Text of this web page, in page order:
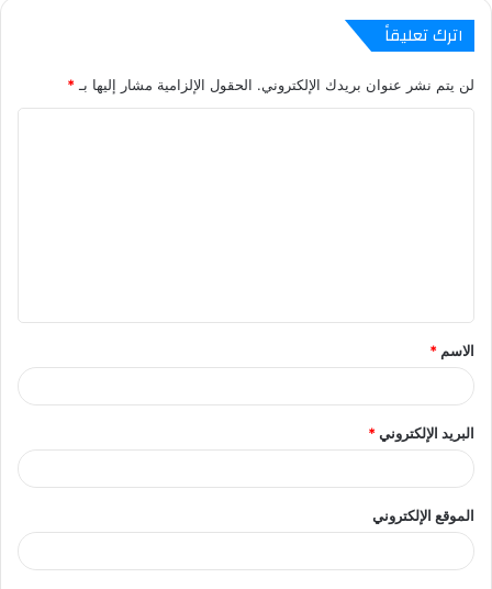
اترك تعليقاً
لن يتم نشر عنوان بريدك الإلكتروني. الحقول الإلزامية مشار إليها بـ*
ق
*
الاسم *
البريد الإلكتروني*
الموقع الإلكتروني